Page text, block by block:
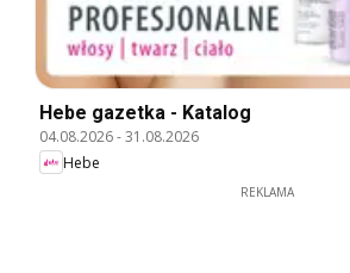
Hebe gazetka - Katalog
04.08.2026-31.08.2026
Hebe
REKLAMA